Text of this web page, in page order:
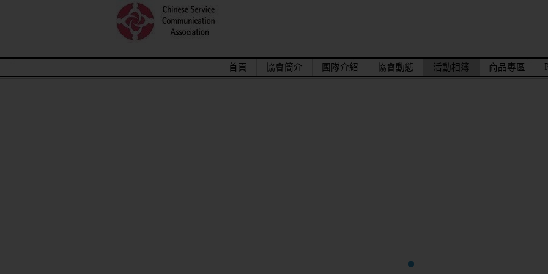
首頁 協會簡介 團隊介紹 協會動態 活動相簿 商品專區